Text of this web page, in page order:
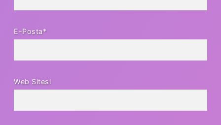
E-Posta*
Web Sitesi